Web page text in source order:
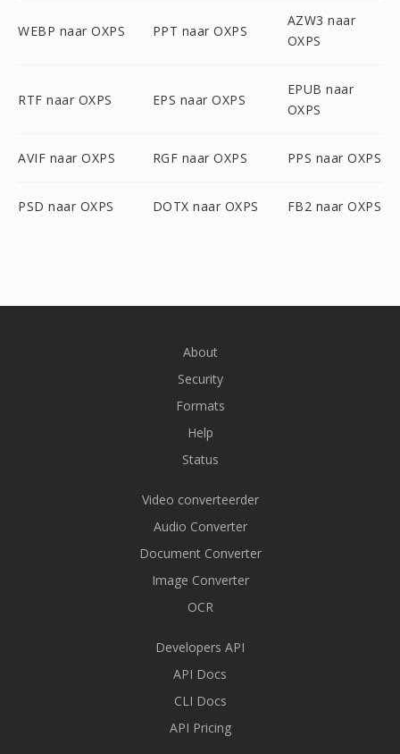
WEBP naar OXPS PPT naar OXPS
AZW3 naar
OXPS
RTF naar OXPS EPS naar OXPS
EPUB naar
OXPS
AVIF naar OXPS RGF naar OXPS PPS naar OXPS
PSD naar OXPS DOTX naar OXPS FB2 naar OXPS
About
Security
Formats
Help
Status
Video converteerder
Audio Converter
Document Converter
Image Converter
OCR
Developers API
API Docs
CLI Docs
API Pricing